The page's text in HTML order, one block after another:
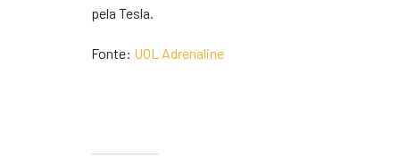
pela Tesla.
Fonte: UOL Adrenaline